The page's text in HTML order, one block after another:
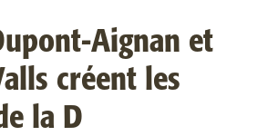
Aignan et
créent les
la D